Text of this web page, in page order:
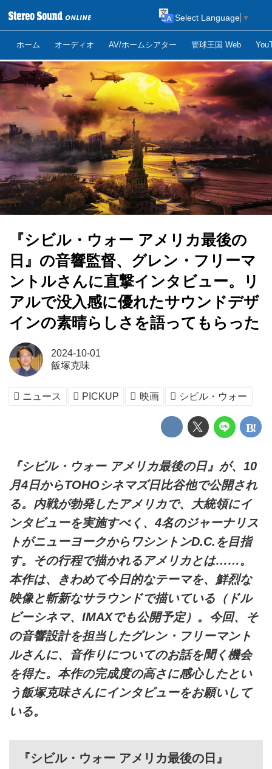
ホーム オーディオ AV/ホームシアター 管球王国 Web
Select Language ▼
『シビル・ウォー アメリカ最後の
日』の音響監督、グレン・フリーマ
ントルさんに直撃インタビュー。リ
アルで没入感に優れたサウンドデザ
インの素晴らしさを語ってもらった
2024-10-01
飯塚克味
ニュース PICKUP 映画 シビル・ウォー
『シビル・ウォー アメリカ最後の日』が、10
月4日からTOHOシネマズ日比谷他で公開され
る。内戦が勃発したアメリカで、大統領にイ
ンタビューを実施すべく、4名のジャーナリス
トがニューヨークからワシントンD.C.を目指
す。その行程で描かれるアメリカとは……。
本作は、きわめて今日的なテーマを、鮮烈な
映像と斬新なサラウンドで描いている（ドル
ビーシネマ、IMAXでも公開予定）。今回、そ
の音響設計を担当したグレン・フリーマント
ルさんに、音作りについてのお話を聞く機会
を得た。本作の完成度の高さに感心したとい
う飯塚克味さんにインタビューをお願いして
いる。
『シビル・ウォー アメリカ最後の日』